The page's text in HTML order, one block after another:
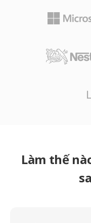
Làm thế